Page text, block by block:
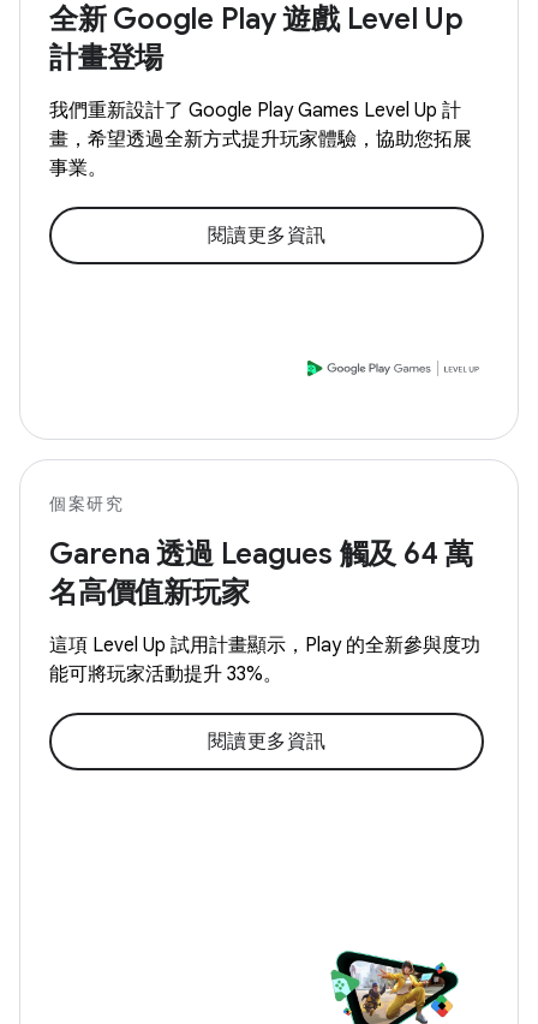
全新 Google Play 遊戲 Level Up
計畫登場
我們重新設計了 Google Play Games Level Up 計
畫，希望透過全新方式提升玩家體驗，協助您拓展
事業。
閱讀更多資訊
個案研究
Garena 透過 Leagues 觸及 64 萬
名高價值新玩家
這項 Level Up 試用計畫顯示，Play 的全新參與度功
能可將玩家活動提升 33%。
閱讀更多資訊